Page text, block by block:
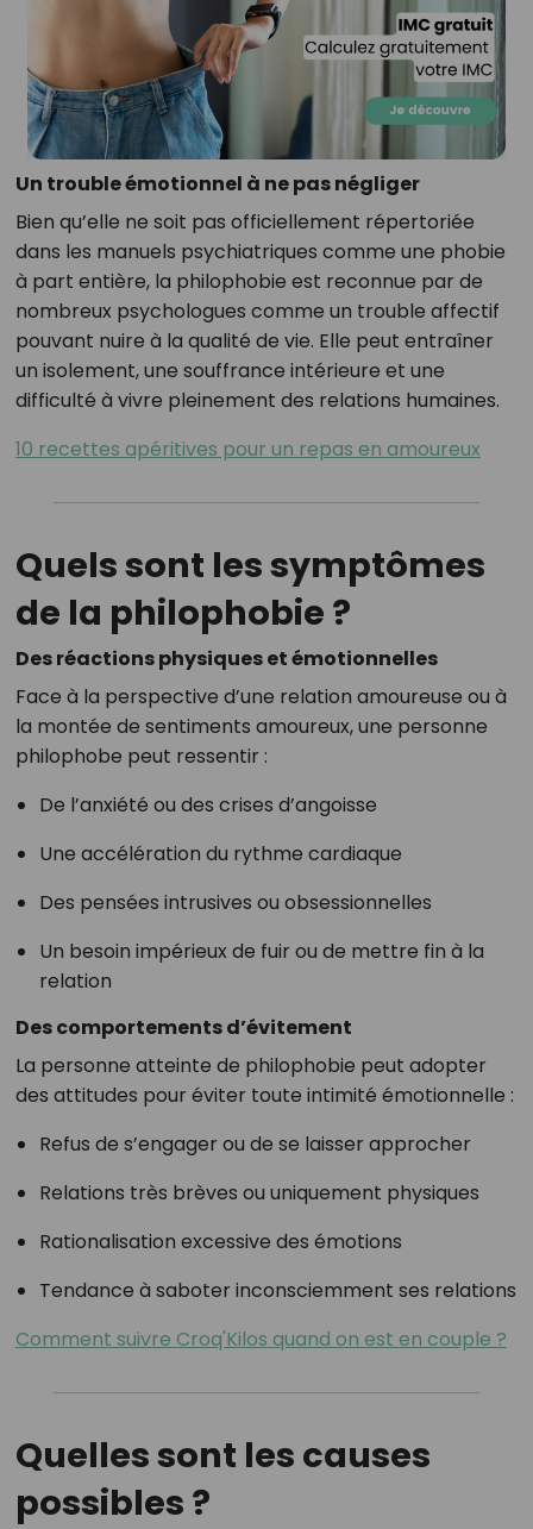
Un trouble émotionnel à ne pas négliger
Bien qu’elle ne soit pas officiellement répertoriée
dans les manuels psychiatriques comme une phobie
à part entière, la philophobie est reconnue par de
nombreux psychologues comme un trouble affectif
pouvant nuire à la qualité de vie. Elle peut entraîner
un isolement, une souffrance intérieure et une
difficulté à vivre pleinement des relations humaines.
10 recettes apéritives pour un repas en amoureux
Quels sont les symptômes
de la philophobie ?
Des réactions physiques et émotionnelles
Face à la perspective d’une relation amoureuse ou à
la montée de sentiments amoureux, une personne
philophobe peut ressentir :
De l’anxiété ou des crises d’angoisse
Une accélération du rythme cardiaque
Des pensées intrusives ou obsessionnelles
Un besoin impérieux de fuir ou de mettre fin à la
relation
Des comportements d’évitement
La personne atteinte de philophobie peut adopter
des attitudes pour éviter toute intimité émotionnelle :
Refus de s’engager ou de se laisser approcher
Relations très brèves ou uniquement physiques
Rationalisation excessive des émotions
Tendance à saboter inconsciemment ses relations
Comment suivre Croq'Kilos quand on est en couple ?
Quelles sont les causes
possibles ?